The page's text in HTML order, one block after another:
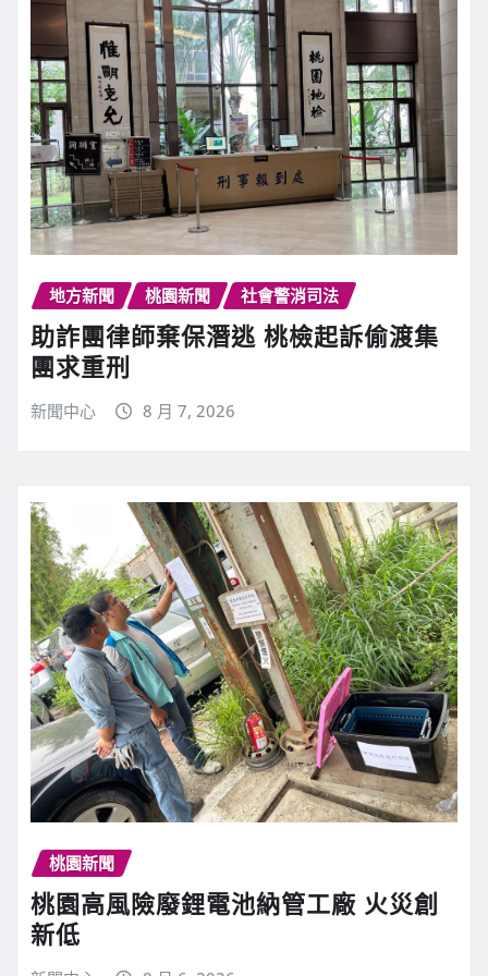
地方新聞 桃園新聞 社會警消司法
助詐團律師棄保潛逃 桃檢起訴偷渡集
團求重刑
新聞中心 8 月 7, 2026
桃園新聞
桃園高風險廢鋰電池納管工廠 火災創
新低